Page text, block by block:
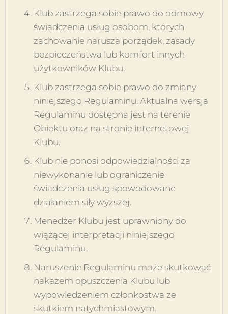
Klub zastrzega sobie prawo do odmowy
świadczenia usług osobom, których
zachowanie narusza porządek, zasady
bezpieczeństwa lub komfort innych
użytkowników Klubu.
Klub zastrzega sobie prawo do zmiany
niniejszego Regulaminu. Aktualna wersja
Regulaminu dostępna jest na terenie
Obiektu oraz na stronie internetowej
Klubu.
Klub nie ponosi odpowiedzialności za
niewykonanie lub ograniczenie
świadczenia usług spowodowane
działaniem siły wyższej.
Menedżer Klubu jest uprawniony do
wiążącej interpretacji niniejszego
Regulaminu.
Naruszenie Regulaminu może skutkować
nakazem opuszczenia Klubu lub
wypowiedzeniem członkostwa ze
skutkiem natychmiastowym.